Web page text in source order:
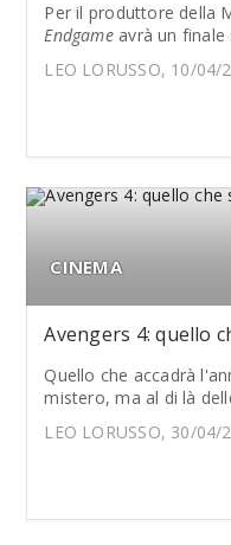
Per il produttore della
Endgameavrà un finale
LEO LORUSSO, 10/04/
CINEMA
Avengers 4: quello
Quello che accadrà
mistero, ma al di là
LEO LORUSSO, 30/04/